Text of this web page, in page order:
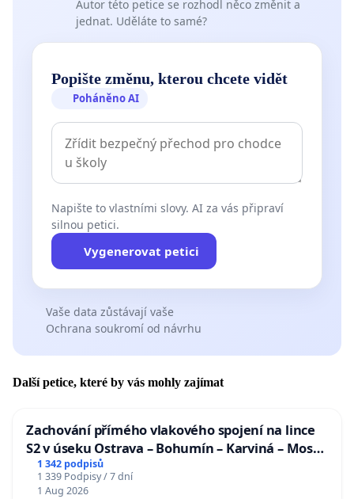
Autor této petice se rozhodl něco změnit a
jednat. Uděláte to samé?
Popište změnu, kterou chcete vidět
Poháněno AI
Napište to vlastními slovy. AI za vás připraví
silnou petici.
Vygenerovat petici
Vaše data zůstávají vaše
Ochrana soukromí od návrhu
Další petice, které by vás mohly zajímat
Zachování přímého vlakového spojení na lince
S2 v úseku Ostrava – Bohumín – Karviná – Mosty
u Jablunkova
1 342 podpisů
1 339 Podpisy / 7 dní
1 Aug 2026